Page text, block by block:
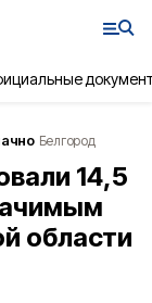
Белгород
14,5
области